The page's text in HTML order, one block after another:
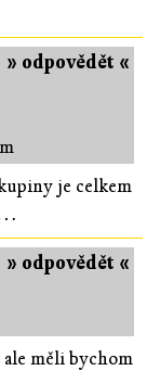
» odpovědět «
je celkem
» odpovědět «
měli bychom